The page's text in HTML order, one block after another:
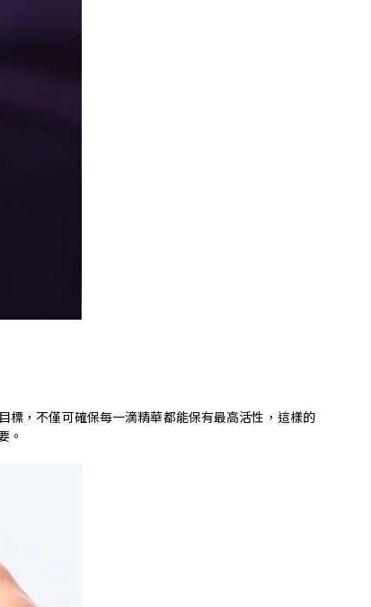
標，不僅可確保每一滴精華都能保有最高活性，這樣的
。